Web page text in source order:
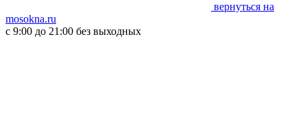
вернуться на
mosokna.ru
с 9:00 до 21:00 без выходных